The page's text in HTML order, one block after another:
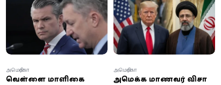
புதிய தாக்குதல்
நடத்தினால் பேரழிவு
பதிலடி: மார்கோ ரூபியோ
எச்சரிக்கை
வெளியிட்ட தகவல்
வெள்ளை மாளிகை
அமெரிக்கா
அமெரிக்க மாணவர் விசா
அமெரிக்கா